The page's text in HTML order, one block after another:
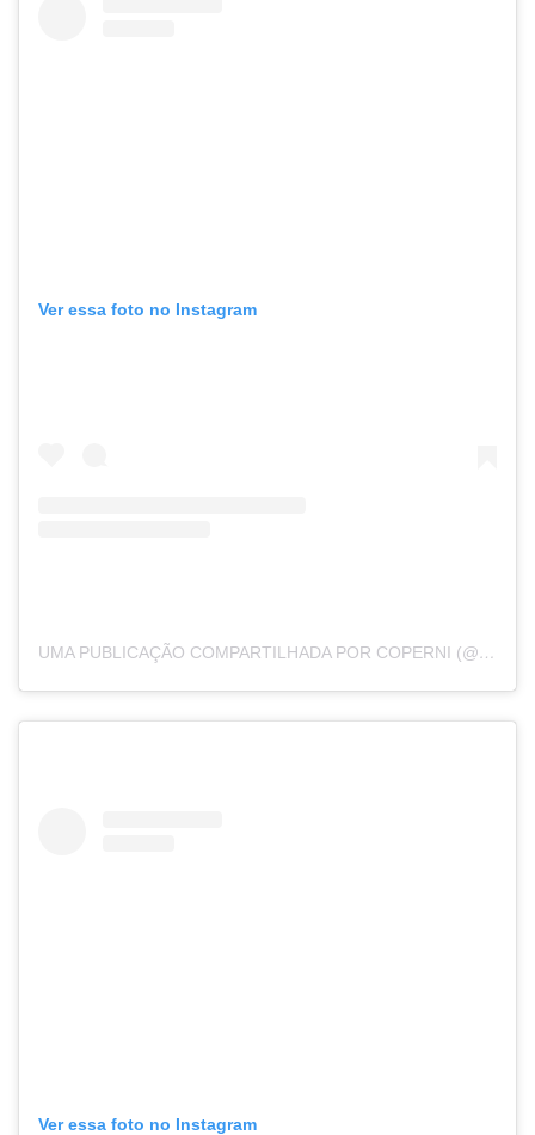
Ver essa foto no Instagram
UMA PUBLICAÇÃO COMPARTILHADA POR COPERNI (@COPERNI)
Ver essa foto no Instagram